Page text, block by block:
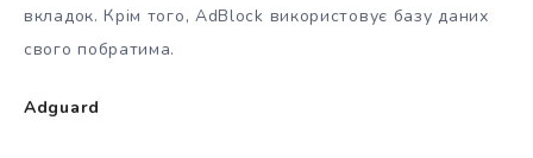
вкладок. Крім того, AdBlock використовує базу даних
свого побратима.
Adguard